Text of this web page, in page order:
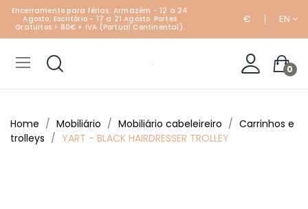
Encerramento para férias: Armazém - 12 a 24
Agosto; Escritório - 17 a 21 Agosto. Portes
Gratuitos > 80€ + IVA (Portual Continental).
€ EN
0
Home Mobiliário Mobiliário cabeleireiro
Carrinhos e
trolleys
YART - BLACK HAIRDRESSER TROLLEY